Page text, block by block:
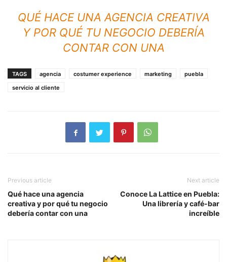
QUÉ HACE UNA AGENCIA CREATIVA
Y POR QUÉ TU NEGOCIO DEBERÍA
CONTAR CON UNA
TAGS agencia costumer experience marketing
puebla
servicio al cliente
Previous article
Qué hace una agencia
creativa y por qué tu negocio
debería contar con una
Next article
Conoce La Lattice en Puebla:
Una librería y café-bar
increíble